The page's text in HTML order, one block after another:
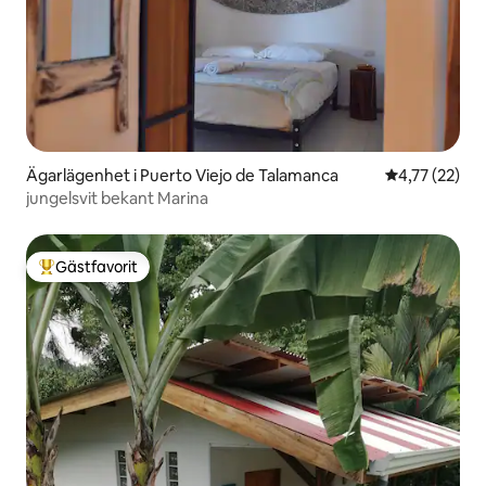
Ägarlägenhet i Puerto Viejo de Talamanca 4,77 av 5 i
4,77 (22)
jungelsvit bekant Marina
Populär gästfavorit
Gästfavorit